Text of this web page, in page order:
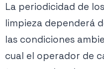
La periodicidad de
limpieza dependerá
las condiciones
cual el operador de